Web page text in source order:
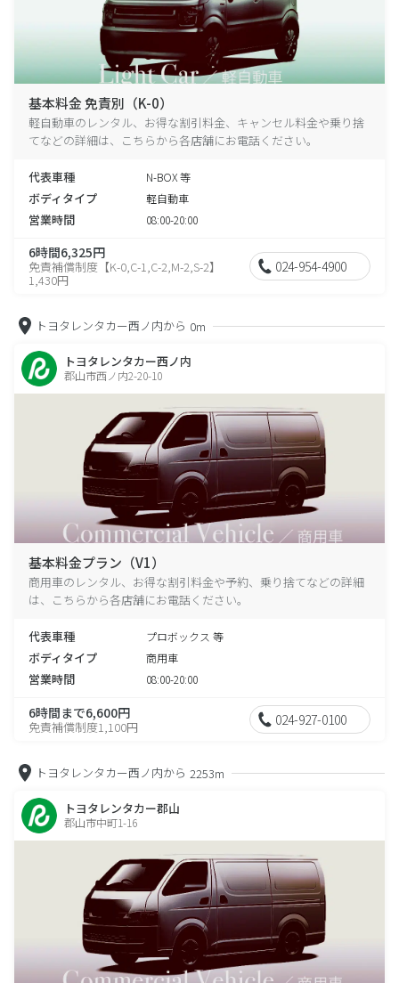
基本料金 免責別（K-0）
軽自動車のレンタル、お得な割引料金、キャンセル料金や乗り捨
てなどの詳細は、こちらから各店舗にお電話ください。
代表車種 N-BOX 等
ボディタイプ 軽自動車
営業時間 08:00-20:00
6時間6,325円
免責補償制度【K-0,C-1,C-2,M-2,S-2】
1,430円
024-954-4900
トヨタレンタカー西ノ内から 0m
トヨタレンタカー西ノ内
郡山市西ノ内2-20-10
基本料金プラン（V1）
商用車のレンタル、お得な割引料金や予約、乗り捨てなどの詳細
は、こちらから各店舗にお電話ください。
代表車種 プロボックス 等
ボディタイプ 商用車
営業時間 08:00-20:00
6時間まで6,600円
免責補償制度1,100円 024-927-0100
トヨタレンタカー西ノ内から 2253m
トヨタレンタカー郡山
郡山市中町1-16